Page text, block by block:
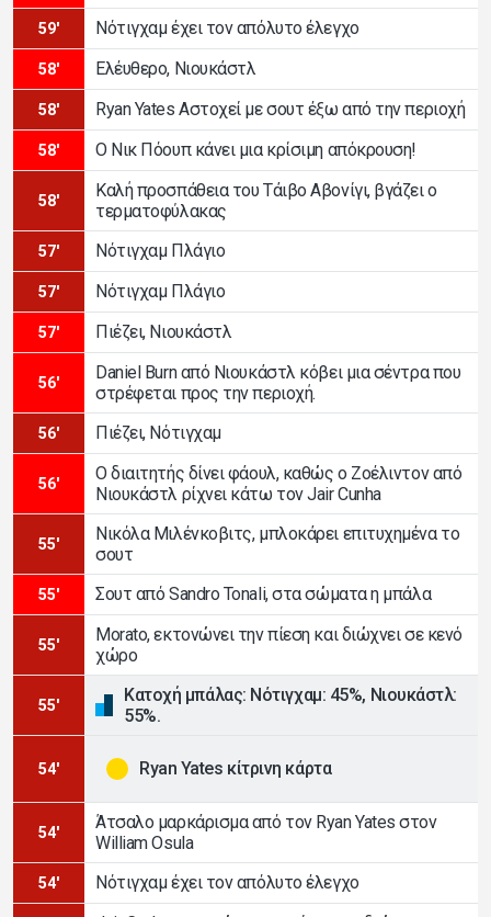
59' Νότιγχαμ έχει τον απόλυτο έλεγχο
58' Ελέυθερο, Νιουκάστλ
58' Ryan Yates Αστοχεί με σουτ έξω από την περιοχή
58' Ο Νικ Πόουπ κάνει μια κρίσιμη απόκρουση!
58'
Καλή προσπάθεια του Τάιβο Αβονίγι, βγάζει ο
τερματοφύλακας
57' Νότιγχαμ Πλάγιο
57' Νότιγχαμ Πλάγιο
57' Πιέζει, Νιουκάστλ
56'
Daniel Burn από Νιουκάστλ κόβει μια σέντρα που
στρέφεται προς την περιοχή.
56' Πιέζει, Νότιγχαμ
56'
Ο διαιτητής δίνει φάουλ, καθώς ο Ζοέλιντον από
Νιουκάστλ ρίχνει κάτω τον Jair Cunha
55'
Νικόλα Μιλένκοβιτς, μπλοκάρει επιτυχημένα το
σουτ
55' Σουτ από Sandro Tonali, στα σώματα η μπάλα
55'
Morato, εκτονώνει την πίεση και διώχνει σε κενό
χώρο
55'
Κατοχή μπάλας: Νότιγχαμ: 45%, Νιουκάστλ:
55%.
54' Ryan Yates κίτρινη κάρτα
54'
Άτσαλο μαρκάρισμα από τον Ryan Yates στον
William Osula
54'
Νότιγχαμ έχει τον απόλυτο έλεγχο